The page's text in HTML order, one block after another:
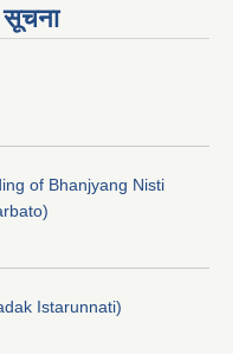
सूचना
of Bhanjyang Nisti
Istarunnati)